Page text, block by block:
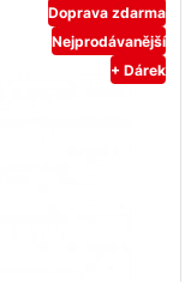
Doprava zdarma
Nejprodávanější
+ Dárek